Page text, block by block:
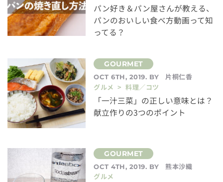
パン好き＆パン屋さんが教える、
パンのおいしい食べ方動画って知
ってる？
OCT 6TH, 2019. BY
片桐仁香
グルメ > 料理／コツ
「一汁三菜」の正しい意味とは？
献立作りの3つのポイント
OCT 4TH, 2019. BY
熊本沙織
グルメ